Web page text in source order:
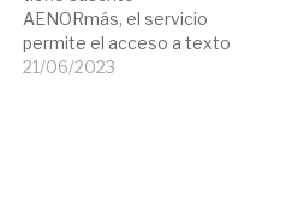
AENORmás, el servicio
permite el acceso a texto
completo de todas las
21/06/2023